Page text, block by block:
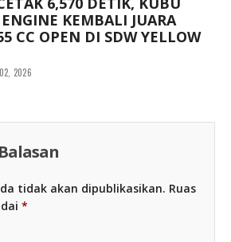
KEMBALI JUARA
CC OPEN DI SDW YELLOW
2026
tidak akan dipublikasikan. Ruas
*